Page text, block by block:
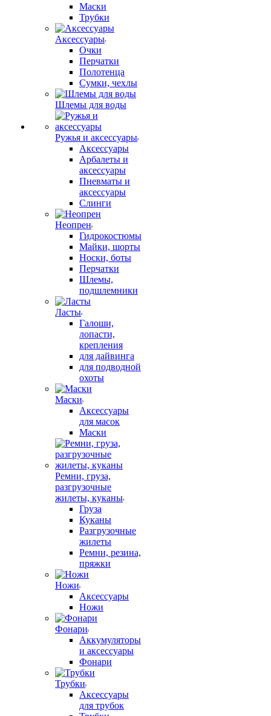
Маски
Трубки
Аксессуары
Очки
Перчатки
Полотенца
Сумки, чехлы
Шлемы для воды
Ружья и аксессуары
Аксессуары
Арбалеты и
аксессуары
Пневматы и
аксессуары
Слинги
Неопрен
Гидрокостюмы
Майки, шорты
Носки, боты
Перчатки
Шлемы,
подшлемники
Ласты
Галоши,
лопасти,
крепления
для дайвинга
для подводной
охоты
Маски
Аксессуары
для масок
Маски
Ремни, груза,
разгрузочные
жилеты, куканы
Груза
Куканы
Разгрузочные
жилеты
Ремни, резина,
пряжки
Ножи
Аксессуары
Ножи
Фонари
Аккумуляторы
и аксессуары
Фонари
Трубки
Аксессуары
для трубок